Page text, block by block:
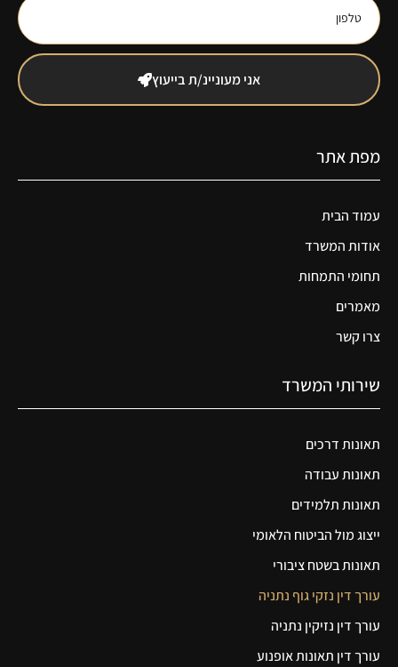
אני מעוניינ/ת בייעוץ
מפת אתר
עמוד הבית
אודות המשרד
תחומי התמחות
מאמרים
צרו קשר
שירותי המשרד
תאונות דרכים
תאונות עבודה
תאונות תלמידים
ייצוג מול הביטוח הלאומי
תאונות בשטח ציבורי
עורך דין נזקי גוף נתניה
עורך דין נזיקין נתניה
עורך דין תאונות אופנוע